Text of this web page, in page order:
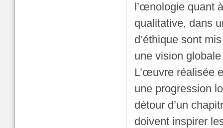
l’œnologie quant
qualitative, dans
d’éthique sont
une vision
L’œuvre réalisée
une progression
détour d’un
doivent inspirer